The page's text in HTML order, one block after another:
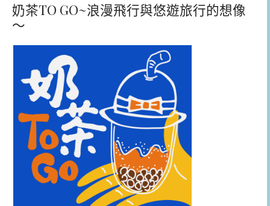
奶茶TO GO~浪漫飛行與悠遊旅行的想像
～